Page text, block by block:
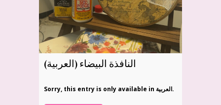
(العربية) النافذة البيضاء
Sorry, this entry is only available in العربية.